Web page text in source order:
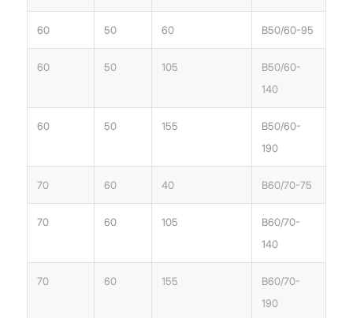
60 50 60 B50/60-95
60 50 105
B50/60-
140
60 50 155
B50/60-
190
70 60 40 B60/70-75
70 60 105
B60/70-
140
70 60 155
B60/70-
190